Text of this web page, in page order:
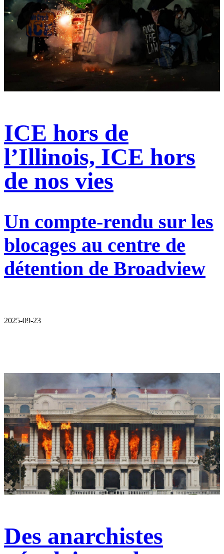
ICE hors de
l’Illinois, ICE hors
de nos vies
Un compte-rendu sur les
blocages au centre de
détention de Broadview
2025-09-23
Des anarchistes